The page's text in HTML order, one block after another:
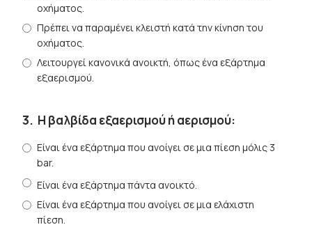
οχήματος.
Πρέπει να παραμένει κλειστή κατά την κίνηση του
οχήματος.
Λειτουργεί κανονικά ανοικτή, όπως ένα εξάρτημα
εξαερισμού.
3. Η βαλβίδα εξαερισμού ή αερισμού:
Είναι ένα εξάρτημα που ανοίγει σε μια πίεση μόλις 3
bar.
Είναι ένα εξάρτημα πάντα ανοικτό.
Είναι ένα εξάρτημα που ανοίγει σε μια ελάχιστη
πίεση.